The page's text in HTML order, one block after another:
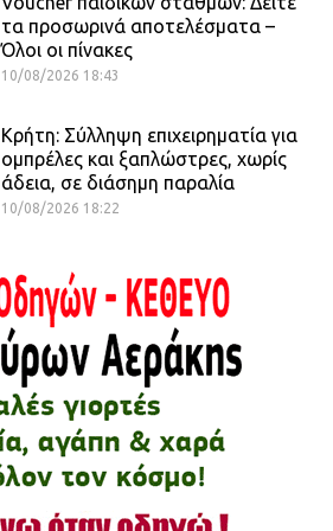
τα προσωρινά αποτελέσματα –
Όλοι οι πίνακες
10/08/2026 18:43
Κρήτη: Σύλληψη επιχειρηματία για
ομπρέλες και ξαπλώστρες, χωρίς
άδεια, σε διάσημη παραλία
10/08/2026 18:22